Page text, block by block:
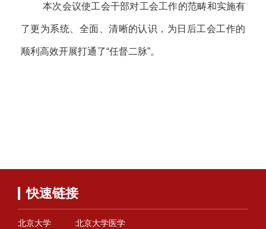
本次会议使工会干部对工会工作的范畴和实施有
了更为系统、全面、清晰的认识，为日后工会工作的
顺利高效开展打通了“任督二脉”。
快速链接
北京大学
北京大学医学